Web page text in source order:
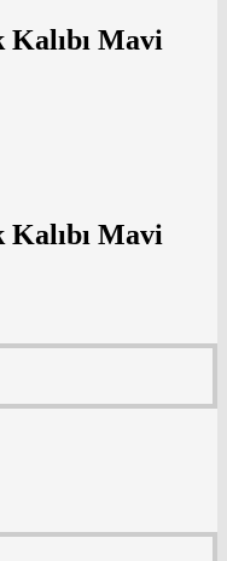
Mavi
Mavi